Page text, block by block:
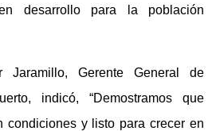
desarrollo para la población
Jaramillo, Gerente General de
indicó, “Demostramos que
condiciones y listo para crecer en